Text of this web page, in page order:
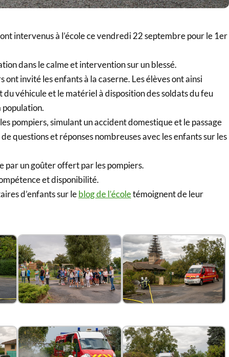
intervenus à l’école ce vendredi 22 septembre pour le 1er
dans le calme et intervention sur un blessé.
ont invité les enfants à la caserne. Les élèves ont ainsi
du véhicule et le matériel à disposition des soldats du feu
population.
pompiers, simulant un accident domestique et le passage
de questions et réponses nombreuses avec les enfants sur les
par un goûter offert par les pompiers.
et disponibilité.
d’enfants sur leblog de l’écoletémoignent de leur